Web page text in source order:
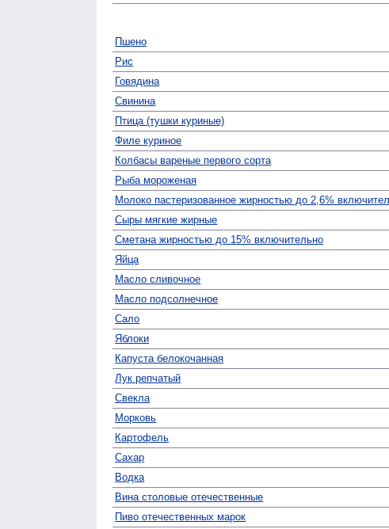
Пшено
Рис
Говядина
Свинина
Птица (тушки куриные)
Филе куриное
Колбасы вареные первого сорта
Рыба мороженая
Молоко пастеризованное жирностью до 2,6%
Сыры мягкие жирные
Сметана жирностью до 15% включительно
Яйца
Масло сливочное
Масло подсолнечное
Сало
Яблоки
Капуста белокочанная
Лук репчатый
Свекла
Морковь
Картофель
Сахар
Водка
Вина столовые отечественные
Пиво отечественных марок